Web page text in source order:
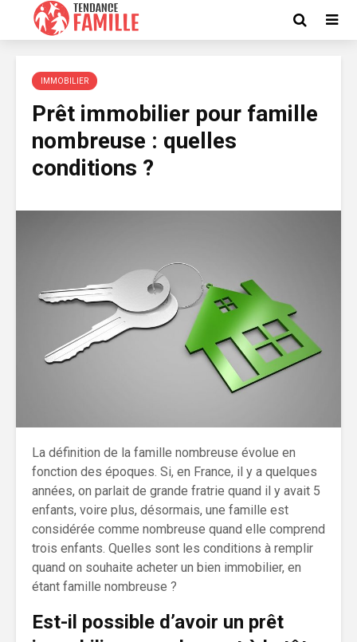
IMMOBILIER
Prêt immobilier pour famille
nombreuse : quelles
conditions ?
La définition de la famille nombreuse évolue en
fonction des époques. Si, en France, il y a quelques
années, on parlait de grande fratrie quand il y avait 5
enfants, voire plus, désormais, une famille est
considérée comme nombreuse quand elle comprend
trois enfants. Quelles sont les conditions à remplir
quand on souhaite acheter un bien immobilier, en
étant famille nombreuse ?
Est-il possible d’avoir un prêt